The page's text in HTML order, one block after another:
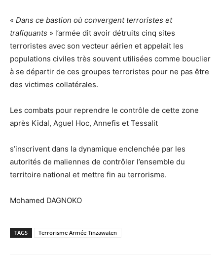
« Dans ce bastion où convergent terroristes et
trafiquants » l’armée dit avoir détruits cinq sites
terroristes avec son vecteur aérien et appelait les
populations civiles très souvent utilisées comme bouclier
à se départir de ces groupes terroristes pour ne pas être
des victimes collatérales.
Les combats pour reprendre le contrôle de cette zone
après Kidal, Aguel Hoc, Annefis et Tessalit
s’inscrivent dans la dynamique enclenchée par les
autorités de maliennes de contrôler l’ensemble du
territoire national et mettre fin au terrorisme.
Mohamed DAGNOKO
TAGS Terrorisme Armée Tinzawaten